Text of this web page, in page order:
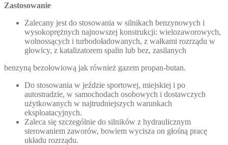
Zastosowanie
Zalecany jest do stosowania w silnikach benzynowych i
wysokoprężnych najnowszej konstrukcji: wielozaworowych,
wolnossących i turbodoładowanych, z wałkami rozrządu w
głowicy, z katalizatorem spalin lub bez, zasilanych
benzyną bezołowiową jak również gazem propan-butan.
Do stosowania w jeździe sportowej, miejskiej i po
autostradzie, w samochodach osobowych i dostawczych
użytkowanych w najtrudniejszych warunkach
eksploatacyjnych.
Zaleca się szczególnie do silników z hydraulicznym
sterowaniem zaworów, bowiem wycisza on głośną pracę
układu rozrządu.